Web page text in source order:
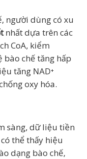
người dùng có xu
nhất dựa trên các
CoA, kiểm
bào chế tăng hấp
tăng NAD⁺
oxy hóa.
sàng, dữ liệu tiền
thể thấy hiệu
dạng bào chế,